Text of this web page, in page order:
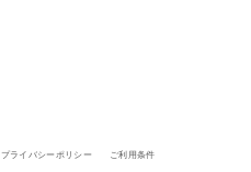
プライバシーポリシー ご利用条件